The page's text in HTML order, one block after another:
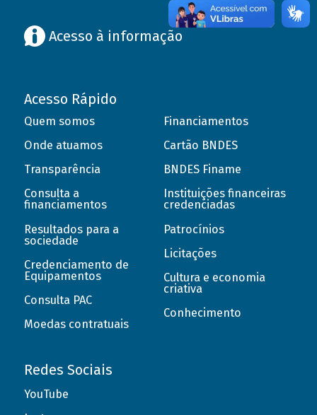
Acesso à informação
Acesso Rápido
Quem somos
Onde atuamos
Transparência
Consulta a
financiamentos
Resultados para a
sociedade
Credenciamento de
Equipamentos
Consulta PAC
Moedas contratuais
Financiamentos
Cartão BNDES
BNDES Finame
Instituições financeiras
credenciadas
Patrocínios
Licitações
Cultura e economia
criativa
Conhecimento
Redes Sociais
YouTube